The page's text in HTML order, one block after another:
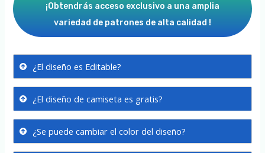
¡Obtendrás acceso exclusivo a una amplia
variedad de patrones de alta calidad !
¿El diseño es Editable?
¿El diseño de camiseta es gratis?
¿Se puede cambiar el color del diseño?